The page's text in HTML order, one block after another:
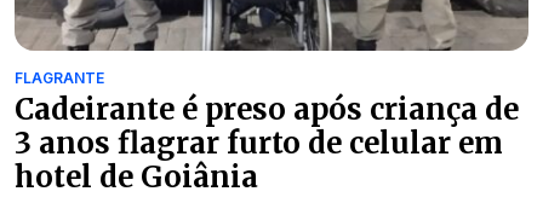
FLAGRANTE
Cadeirante é preso após criança de
3 anos flagrar furto de celular em
hotel de Goiânia